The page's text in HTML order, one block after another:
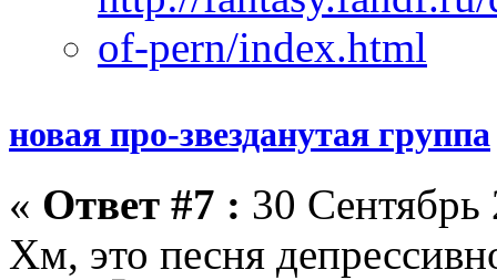
новая про-звезданутая группа
« Ответ #7 : 30
Хм, это песня